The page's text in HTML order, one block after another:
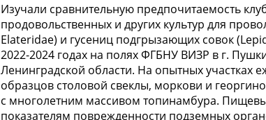
Изучали сравнительную предпочитаемость
продовольственных и других культур для
Elateridae) и гусениц подгрызающих совок
2022-2024 годах на полях ФГБНУ ВИЗР в г.
Ленинградской области. На опытных участках
образцов столовой свеклы, моркови и
с многолетним массивом топинамбура.
показателям поврежденности подземных